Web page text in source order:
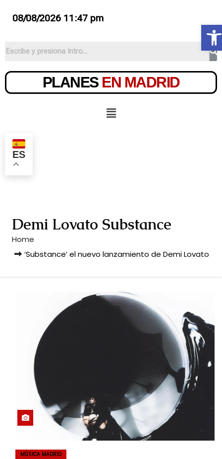
08/08/2026 11:47 pm
PLANES EN MADRID
ES
Demi Lovato Substance
Home
‘Substance’ el nuevo lanzamiento de Demi Lovato
MÚSICA MADRID